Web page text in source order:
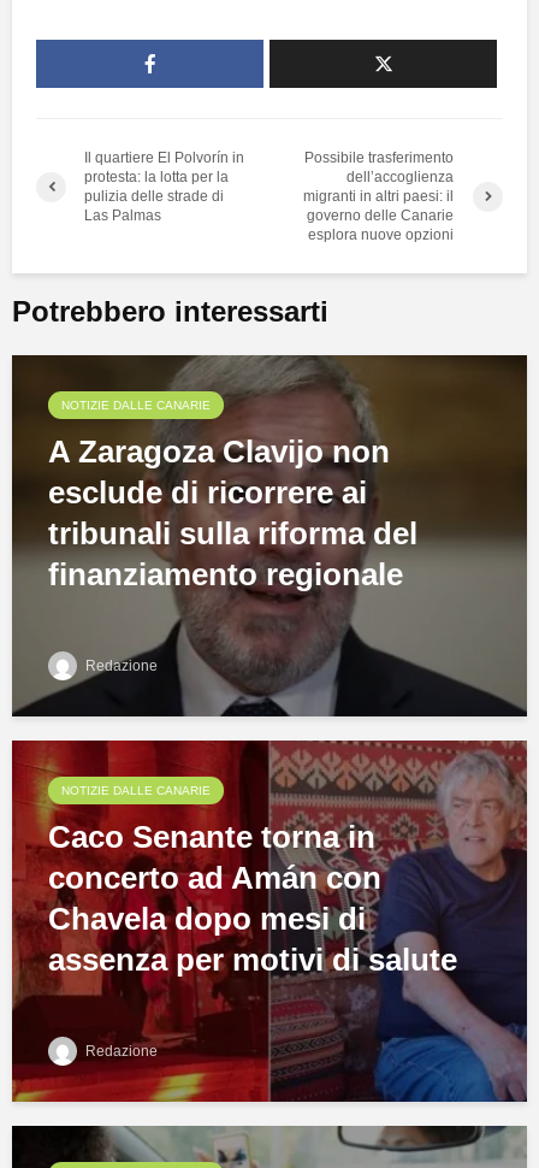
Il quartiere El Polvorín in
protesta: la lotta per la
pulizia delle strade di
Las Palmas
Possibile trasferimento
dell’accoglienza
migranti in altri paesi: il
governo delle Canarie
esplora nuove opzioni
Potrebbero interessarti
NOTIZIE DALLE CANARIE
A Zaragoza Clavijo non
esclude di ricorrere ai
tribunali sulla riforma del
finanziamento regionale
Redazione
NOTIZIE DALLE CANARIE
Caco Senante torna in
concerto ad Amán con
Chavela dopo mesi di
assenza per motivi di salute
Redazione